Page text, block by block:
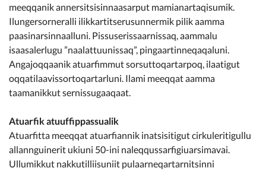
meeqqanik annersitsisinnaasarput mamianartaqisumik.
Ilungersorneralli ilikkartitserusunnermik pilik aamma
paasinarsinnaalluni. Pissuserissaarnissaq, aammalu
isaasalerlugu ”naalattuunissaq”, pingaartinneqaqaluni.
Angajoqqaanik atuarfimmut sorsuttoqartarpoq, ilaatigut
oqqatilaavissortoqartarluni. Ilami meeqqat aamma
taamanikkut sernissugaaqaat.
Atuarfik atuuffippassualik
Atuarfitta meeqqat atuarfiannik inatsisitigut cirkuleritigullu
allannguinerit ukiuni 50-ini naleqqussarfigiuarsimavai.
Ullumikkut nakkutilliisuniit pulaarneqartarnitsinni